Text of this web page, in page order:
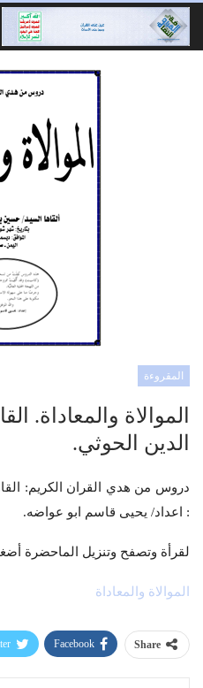
المقروءة
الموالاة والمعاداة.
الدين الحوثي.
دروس من هدي القران الكريم:
: اعداد/ يحيى قاسم ابو عواضه.
لقرأة وتصفح وتنزيل الماحضرة
الموالاة والمعاداة
Share
Facebook